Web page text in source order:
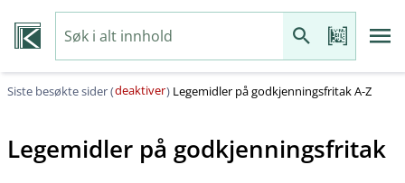
Siste besøkte sider (deaktiver) Legemidler på godkjenningsfritak A-Z
Legemidler på godkjenningsfritak